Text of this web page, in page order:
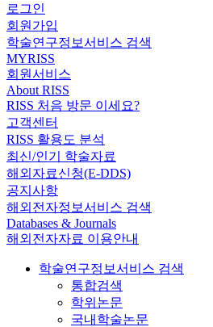
로그인
회원가입
학술연구정보서비스 검색
MYRISS
회원서비스
About RISS
RISS 처음 방문 이세요?
고객센터
RISS 활용도 분석
최신/인기 학술자료
해외자료신청(E-DDS)
공지사항
해외전자정보서비스 검색
Databases & Journals
해외전자자료 이용안내
학술연구정보서비스 검색
통합검색
학위논문
국내학술논문